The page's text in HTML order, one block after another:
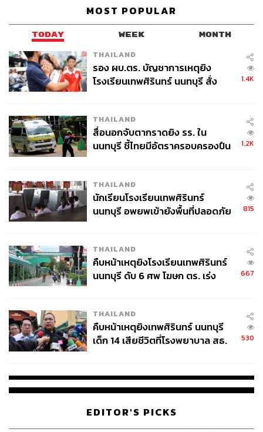
นิ่ง หรือ SPRC กับ บมจ.ไทยออยล์ หรือ TOP เพราะเป็นโรง
กลั่นที่มีกำลังการผลิตน้ำมันเบนซินในสัดส่วนที่สูง มีความ
ต้องการในสหรัฐฯ และจากปัจจัยปริมาณน้ำฝนที่สูง แนะนำ
ให้พิจารณาลงทุนหุ้นที่มีการผลิตไฟฟ้าจากเขื่อนพลังน้ำซึ่งมี
โอกาสจะมีกำลังผลิตไฟฟ้าที่เพิ่มขึ้นตั้งแต่ไตรมาส 2-3 ปีนี้
ผ่านแอปพลิเคชันต่างๆ ที่คุณสะดวกหรือใช้งานอยู่แล้วได้เลย
TAGS: การลงทุน
องค์การบริหารสมุทรศาสตร์และบรรยากาศแห่งชาติ
สหรัฐฯ (NOAA)
OPEC
พายุเฮอริเคน
ABOUT THE AUTHOR
ประลองยุทธ ผงงอย
THE STANDARD WEALTH Feature Editor
MOST POPULAR
TODAY WEEK MONTH
THAILAND
รอง ผบ.ตร. บัญชาการเหตุยิง
โรงเรียนเทพศิรินทร์ นนทบุรี สั่ง
1.4K
THAILAND
สื่อนอกจับตากราดยิง รร. ใน
นนทบุรี ชี้ไทยมีอัตราครอบครองปืน
1.2K
THAILAND
นักเรียนโรงเรียนเทพศิรินทร์
นนทบุรี อพยพเข้ายังพื้นที่ปลอดภัย
815
THAILAND
คืบหน้าเหตุยิงโรงเรียนเทพศิรินทร์
นนทบุรี ดับ 6 ศพ โฆษก ตร. เร่ง
667
THAILAND
คืบหน้าเหตุยิงเทพศิรินทร์ นนทบุรี
เด็ก 14 เสียชีวิตที่โรงพยาบาล สธ.
530
EDITOR'S PICKS